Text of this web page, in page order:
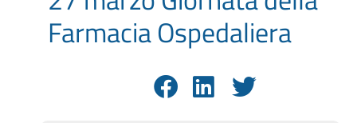
Farmacia Ospedaliera